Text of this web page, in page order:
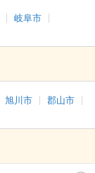
岐阜市
旭川市
郡山市